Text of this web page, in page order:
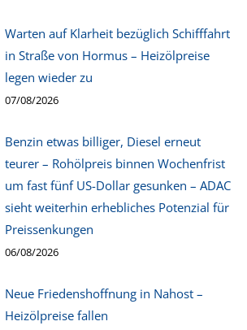
Warten auf Klarheit bezüglich Schifffahrt
in Straße von Hormus – Heizölpreise
legen wieder zu
07/08/2026
Benzin etwas billiger, Diesel erneut
teurer – Rohölpreis binnen Wochenfrist
um fast fünf US-Dollar gesunken – ADAC
sieht weiterhin erhebliches Potenzial für
Preissenkungen
06/08/2026
Neue Friedenshoffnung in Nahost –
Heizölpreise fallen